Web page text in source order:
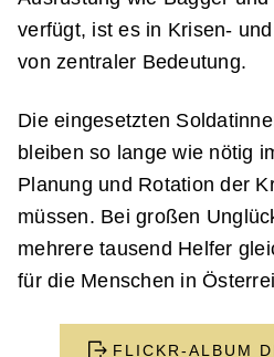
verfügt, ist es in Krisen-
von zentraler Bedeutung.
Die eingesetzten
bleiben so lange wie nötig
Planung und Rotation der
müssen. Bei großen
mehrere tausend Helfer
für die Menschen in
FLICKR-ALBUM